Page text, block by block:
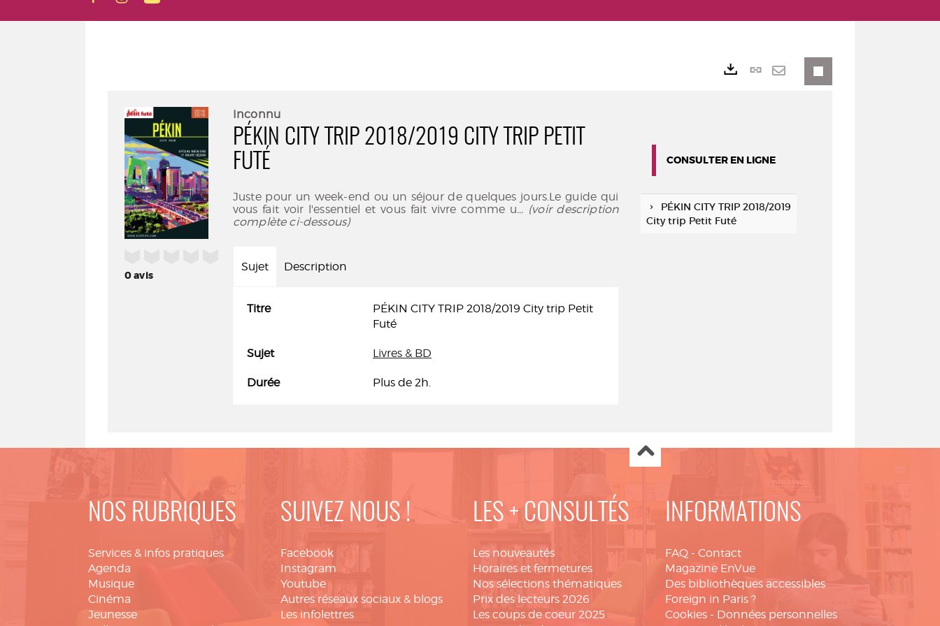
0avis
Inconnu
PÉKIN CITY TRIP 2018/2019 CITY TRIP PETIT
FUTÉ
Juste pour un week-end ou un séjour de quelques jours.Le guide qui
vous fait voir l'essentiel et vous fait vivre comme u... (voir description
complète ci-dessous)
Sujet Description
Titre
PÉKIN CITY TRIP 2018/2019 City trip Petit
Futé
Sujet Livres & BD
Durée Plus de 2h.
Lien
CONSULTER EN LIGNE
PÉKIN CITY TRIP 2018/2019
City trip Petit Futé
NOS RUBRIQUES
Services & infos pratiques
Agenda
Musique
Cinéma
Jeunesse
SUIVEZ NOUS !
Facebook
Instagram
Youtube
Autres réseaux sociaux & blogs
Les infolettres
LES + CONSULTÉS
Les nouveautés
Horaires et fermetures
Nos sélections thématiques
Prix des lecteurs 2026
Les coups de coeur 2025
INFORMATIONS
FAQ - Contact
Magazine EnVue
Des bibliothèques accessibles
Foreign in Paris ?
Cookies - Données personnelles